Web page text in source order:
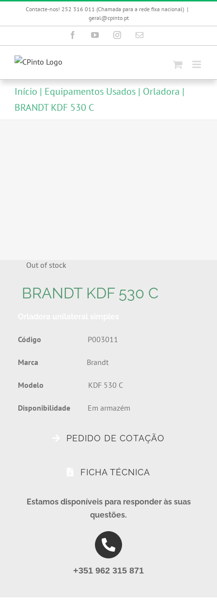
Contacte-nos! 252 316 011 (Chamada para a rede fixa nacional) |
geral@cpinto.pt
FacebookYouTubeInstagramEmail
publicado)
Início Equipamentos Usados
Orladora
BRANDT KDF 530 C
Out of stock
BRANDT KDF 530 C
Código P003011
Marca Brandt
Modelo KDF 530 C
Disponibilidade Em armazém
PEDIDO DE COTAÇÃO
FICHA TÉCNICA
Estamos disponíveis para responder às suas
questões.
+351 962 315 871